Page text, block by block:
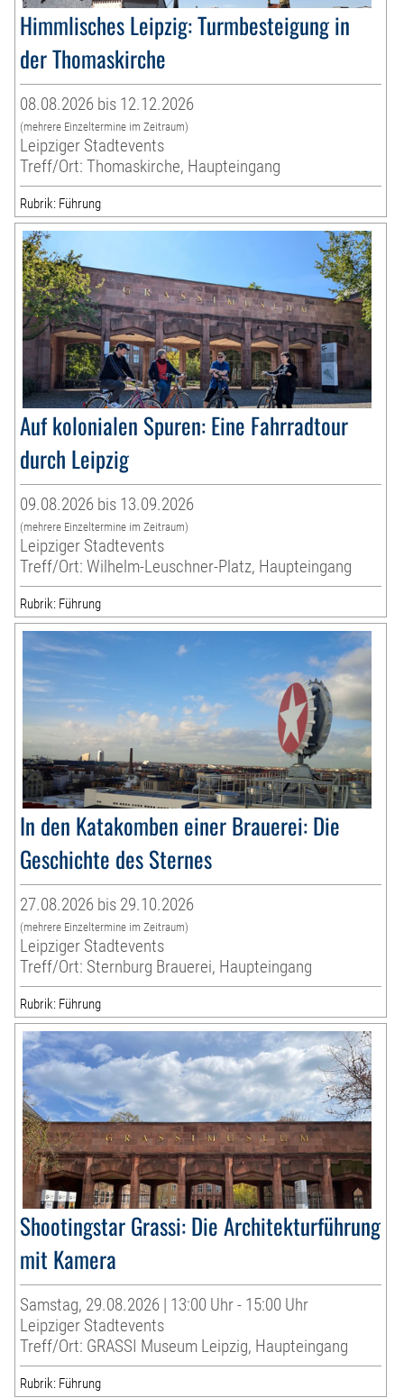
Himmlisches Leipzig: Turmbesteigung in
der Thomaskirche
08.08.2026 bis 12.12.2026
(mehrere Einzeltermine im Zeitraum)
Leipziger Stadtevents
Treff/Ort: Thomaskirche, Haupteingang
Rubrik: Führung
Auf kolonialen Spuren: Eine Fahrradtour
durch Leipzig
09.08.2026 bis 13.09.2026
(mehrere Einzeltermine im Zeitraum)
Leipziger Stadtevents
Treff/Ort: Wilhelm-Leuschner-Platz, Haupteingang
Rubrik: Führung
In den Katakomben einer Brauerei: Die
Geschichte des Sternes
27.08.2026 bis 29.10.2026
(mehrere Einzeltermine im Zeitraum)
Leipziger Stadtevents
Treff/Ort: Sternburg Brauerei, Haupteingang
Rubrik: Führung
Shootingstar Grassi: Die Architekturführung
mit Kamera
Samstag, 29.08.2026 | 13:00 Uhr - 15:00 Uhr
Leipziger Stadtevents
Treff/Ort: GRASSI Museum Leipzig, Haupteingang
Rubrik: Führung